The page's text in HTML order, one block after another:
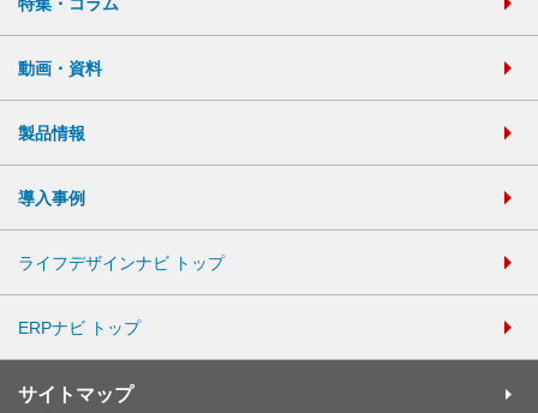
動画・資料
製品情報
導入事例
ライフデザインナビ トップ
ERPナビ トップ
サイトマップ